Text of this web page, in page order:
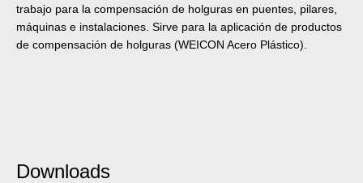
trabajo para la compensación de holguras en puentes, pilares,
máquinas e instalaciones. Sirve para la aplicación de productos
de compensación de holguras (WEICON Acero Plástico).
Downloads